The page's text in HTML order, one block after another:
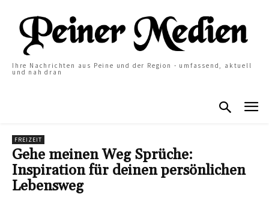
Ihre Nachrichten aus Peine und der Region - umfassend, aktuell
und nah dran
FREIZEIT
Gehe meinen Weg Sprüche:
Inspiration für deinen persönlichen
Lebensweg